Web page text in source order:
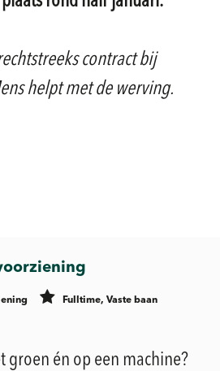
contract bij
helpt met de werving.
Fulltime, Vaste baan
groen én op een machine?